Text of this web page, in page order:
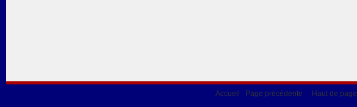
Accueil Page précédente Haut de page